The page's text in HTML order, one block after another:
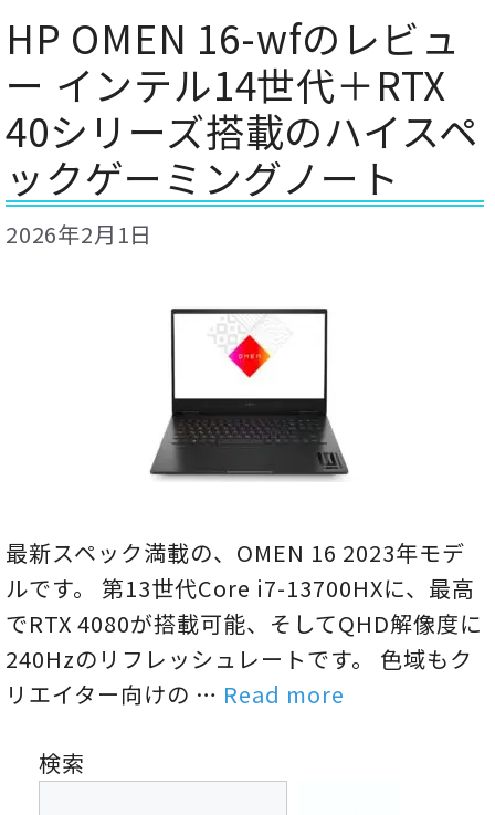
HP OMEN 16-wfのレビュ
ー インテル14世代＋RTX
40シリーズ搭載のハイスペ
ックゲーミングノート
2026年2月1日
最新スペック満載の、OMEN 16 2023年モデ
ルです。 第13世代Core i7-13700HXに、最高
でRTX 4080が搭載可能、そしてQHD解像度に
240Hzのリフレッシュレートです。 色域もク
リエイター向けの … Read more
検索